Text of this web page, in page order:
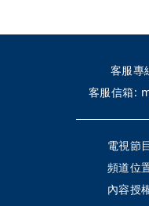
客服專
客服信箱:
電視節
頻道位
內容授